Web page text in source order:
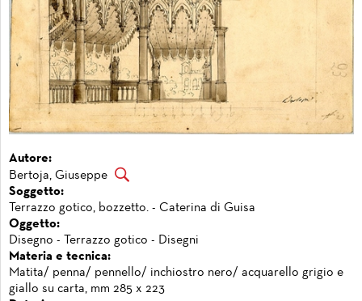
Autore:
Bertoja, Giuseppe
Soggetto:
Terrazzo gotico, bozzetto. - Caterina di Guisa
Oggetto:
Disegno - Terrazzo gotico - Disegni
Materia e tecnica:
Matita/ penna/ pennello/ inchiostro nero/ acquarello grigio e
giallo su carta, mm 285 x 223